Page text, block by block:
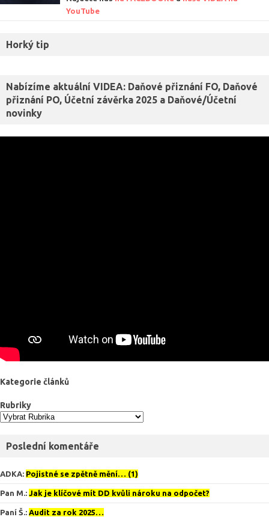
YouTube
Horký tip
Nabízíme aktuální VIDEA: Daňové přiznání FO, Daňové
přiznání PO, Účetní závěrka 2025 a Daňové/Účetní
novinky
Kategorie článků
Rubriky
Poslední komentáře
ADKA: Pojistné se zpětně mění… (1)
Pan M.: Jak je klíčové mít DD kvůli nároku na odpočet?
Paní Š.: Audit za rok 2025…